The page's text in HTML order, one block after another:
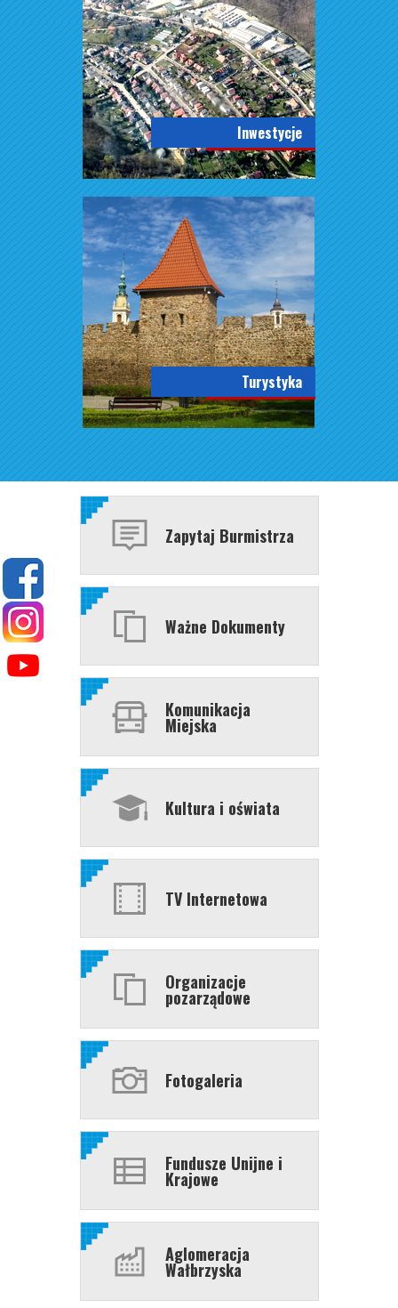
Inwestycje
Turystyka
Zapytaj Burmistrza
Ważne Dokumenty
Komunikacja
Miejska
Kultura i oświata
TV Internetowa
Organizacje
pozarządowe
Fotogaleria
Fundusze Unijne i
Krajowe
Aglomeracja
Wałbrzyska